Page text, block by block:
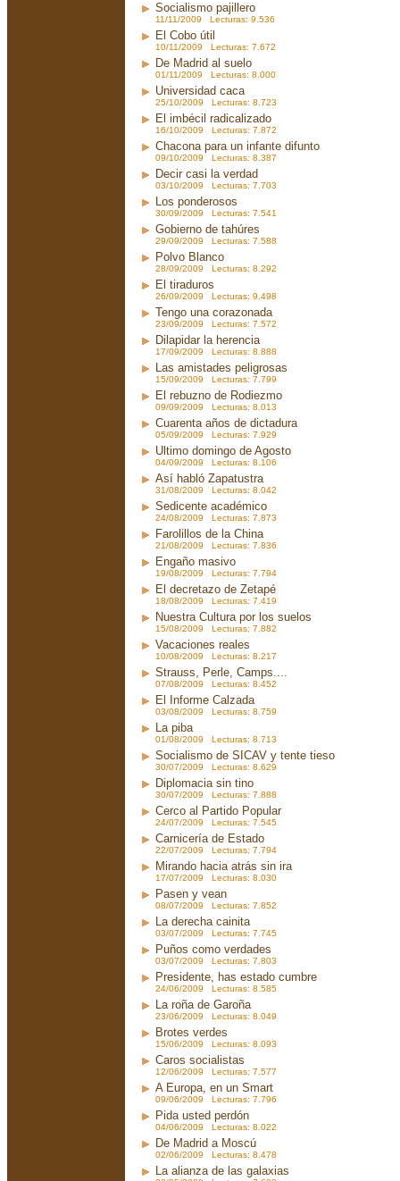
Socialismo pajillero
11/11/2009 Lecturas: 9.536
El Cobo útil
10/11/2009 Lecturas: 7.672
De Madrid al suelo
01/11/2009 Lecturas: 8.000
Universidad caca
25/10/2009 Lecturas: 8.723
El imbécil radicalizado
16/10/2009 Lecturas: 7.872
Chacona para un infante difunto
09/10/2009 Lecturas: 8.387
Decir casi la verdad
03/10/2009 Lecturas: 7.703
Los ponderosos
30/09/2009 Lecturas: 7.541
Gobierno de tahúres
29/09/2009 Lecturas: 7.588
Polvo Blanco
28/09/2009 Lecturas: 8.292
El tiraduros
26/09/2009 Lecturas: 9.498
Tengo una corazonada
23/09/2009 Lecturas: 7.572
Dilapidar la herencia
17/09/2009 Lecturas: 8.888
Las amistades peligrosas
15/09/2009 Lecturas: 7.799
El rebuzno de Rodiezmo
09/09/2009 Lecturas: 8.013
Cuarenta años de dictadura
05/09/2009 Lecturas: 7.929
Ultimo domingo de Agosto
04/09/2009 Lecturas: 8.106
Así habló Zapatustra
31/08/2009 Lecturas: 8.042
Sedicente académico
24/08/2009 Lecturas: 7.873
Farolillos de la China
21/08/2009 Lecturas: 7.836
Engaño masivo
19/08/2009 Lecturas: 7.794
El decretazo de Zetapé
18/08/2009 Lecturas: 7.419
Nuestra Cultura por los suelos
15/08/2009 Lecturas: 7.882
Vacaciones reales
10/08/2009 Lecturas: 8.217
Strauss, Perle, Camps....
07/08/2009 Lecturas: 8.452
El Informe Calzada
03/08/2009 Lecturas: 8.759
La piba
01/08/2009 Lecturas: 8.713
Socialismo de SICAV y tente tieso
30/07/2009 Lecturas: 8.629
Diplomacia sin tino
30/07/2009 Lecturas: 7.888
Cerco al Partido Popular
24/07/2009 Lecturas: 7.545
Carnicería de Estado
22/07/2009 Lecturas: 7.794
Mirando hacia atrás sin ira
17/07/2009 Lecturas: 8.030
Pasen y vean
08/07/2009 Lecturas: 7.852
La derecha cainita
03/07/2009 Lecturas: 7.745
Puños como verdades
03/07/2009 Lecturas: 7.803
Presidente, has estado cumbre
24/06/2009 Lecturas: 8.585
La roña de Garoña
23/06/2009 Lecturas: 8.049
Brotes verdes
15/06/2009 Lecturas: 8.093
Caros socialistas
12/06/2009 Lecturas: 7.577
A Europa, en un Smart
09/06/2009 Lecturas: 7.796
Pida usted perdón
04/06/2009 Lecturas: 8.022
De Madrid a Moscú
02/06/2009 Lecturas: 8.478
La alianza de las galaxias